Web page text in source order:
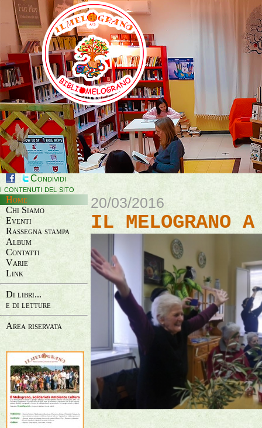
Condividi
i contenuti del sito
Home
Chi Siamo
Eventi
Rassegna stampa
Album
Contatti
Varie
Link
Di libri...
e di letture
Area riservata
20/03/2016
IL MELOGRANO